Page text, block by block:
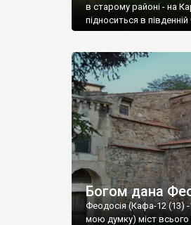
в старому районі - на
підноситься в південній
Богом дана
Феодосія (Кафа-12 (13) -
мою думку) міст